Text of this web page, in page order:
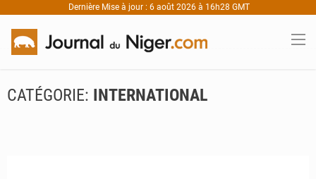
Dernière Mise à jour : 6 août 2026 à 16h28 GMT
CATÉGORIE: INTERNATIONAL